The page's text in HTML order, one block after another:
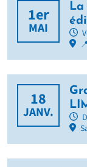
1er
MAI
18
JANV.